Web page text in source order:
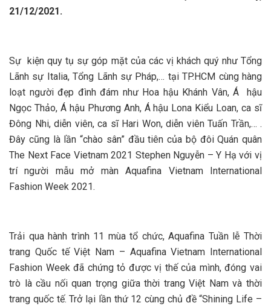
21/12/2021.
Sự kiện quy tụ sự góp mặt của các vị khách quý như Tổng
Lãnh sự Italia, Tổng Lãnh sự Pháp,… tại TP.HCM cùng hàng
loạt người đẹp đình đám như Hoa hậu Khánh Vân, Á hậu
Ngọc Thảo, Á hậu Phương Anh, Á hậu Lona Kiểu Loan, ca sĩ
Đông Nhi, diễn viên, ca sĩ Hari Won, diễn viên Tuấn Trần,… .
Đây cũng là lần “chào sân” đầu tiên của bộ đôi Quán quân
The Next Face Vietnam 2021 Stephen Nguyễn – Y Hạ với vị
trí người mẫu mở màn Aquafina Vietnam International
Fashion Week 2021.
Trải qua hành trình 11 mùa tổ chức, Aquafina Tuần lễ Thời
trang Quốc tế Việt Nam – Aquafina Vietnam International
Fashion Week đã chứng tỏ được vị thế của mình, đóng vai
trò là cầu nối quan trọng giữa thời trang Việt Nam và thời
trang quốc tế. Trở lại lần thứ 12 cùng chủ đề “Shining Life –